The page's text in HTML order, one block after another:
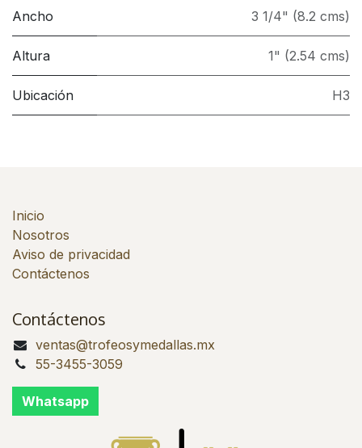
Ancho 3 1/4" (8.2 cms)
Altura 1" (2.54 cms)
Ubicación H3
Inicio
Nosotros
Aviso de privacidad
Contáctenos
Contáctenos
ventas@trofeosymedallas.mx
55-3455-3059
Whatsapp